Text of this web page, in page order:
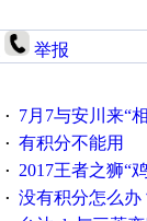
举报
· 7月7与安川来“
· 有积分不能用
· 2017王者之狮“鸡”情签到
· 没有积分怎么办